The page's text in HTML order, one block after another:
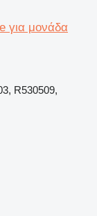
για μονάδα
R530509,